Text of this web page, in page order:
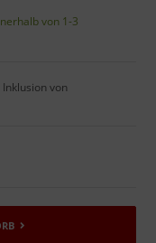
von 1-3
von